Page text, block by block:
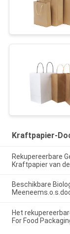
Kraftpapier-
Rekupereerbare
Kraftpapier van
Beschikbare
Het
For Food